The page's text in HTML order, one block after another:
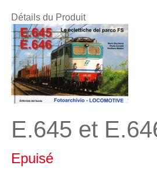
Détails du Produit
E.645 et
Epuisé